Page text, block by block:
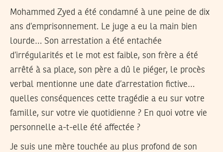
Mohammed Zyed a été condamné à une peine de dix
ans d’emprisonnement. Le juge a eu la main bien
lourde… Son arrestation a été entachée
d’irrégularités et le mot est faible, son frère a été
arrêté à sa place, son père a dû le piéger, le procès
verbal mentionne une date d’arrestation fictive…
quelles conséquences cette tragédie a eu sur votre
famille, sur votre vie quotidienne ? En quoi votre vie
personnelle a-t-elle été affectée ?
Je suis une mère touchée au plus profond de son